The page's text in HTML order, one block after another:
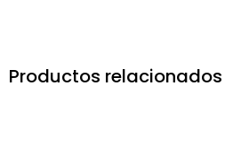
Productos relacionados